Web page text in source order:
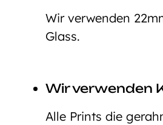
Wir verwenden
Glass.
Wir verwenden
Alle Prints die